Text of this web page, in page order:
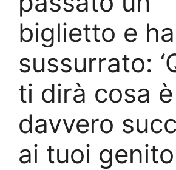
biglietto e ha
sussurrato:
ti dirà cosa è
davvero
ai tuoi